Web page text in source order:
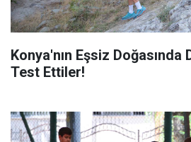
Konya'nın Eşsiz Doğasında
Test Ettiler!